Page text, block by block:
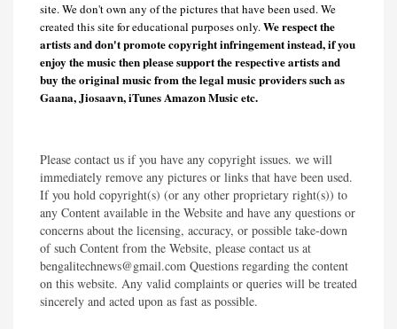
site. We don't own any of the pictures that have been used. We
created this site for educational purposes only.We respect the
artists and don't promote copyright infringement instead, if you
enjoy the music then please support the respective artists and
buy the original music from the legal music providers such as
Gaana, Jiosaavn, iTunes Amazon Music etc.
Please contact us if you have any copyright issues. we will
immediately remove any pictures or links that have been used.
If you hold copyright(s) (or any other proprietary right(s)) to
any Content available in the Website and have any questions or
concerns about the licensing, accuracy, or possible take-down
of such Content from the Website, please contact us at
bengalitechnews@gmail.com Questions regarding the content
on this website. Any valid complaints or queries will be treated
sincerely and acted upon as fast as possible.​